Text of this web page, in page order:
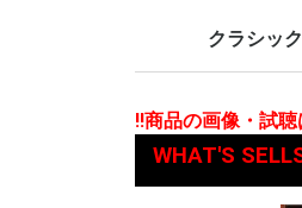
クラシッ
!!商品の画像・試
WHAT'S